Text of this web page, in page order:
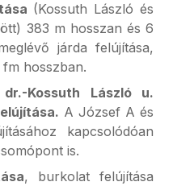
(Kossuth László és
383 m hosszan és 6
járda felújítása,
hosszban.
Kossuth László u.
A József A és
kapcsolódóan
is.
, burkolat felújítása